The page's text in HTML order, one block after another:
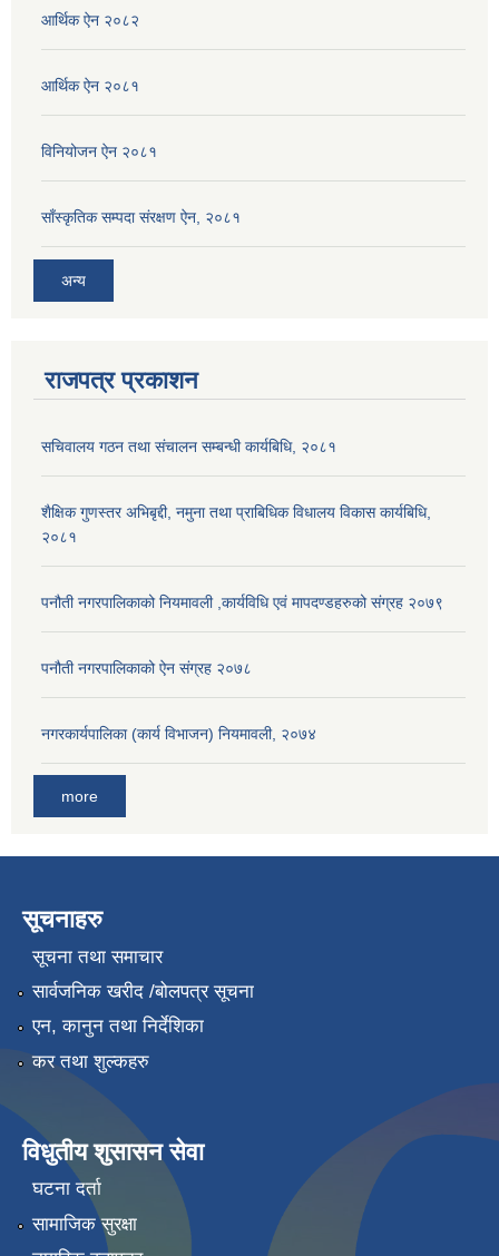
आर्थिक ऐन २०८२
आर्थिक ऐन २०८१
विनियोजन ऐन २०८१
साँस्कृतिक सम्पदा संरक्षण ऐन, २०८१
अन्य
राजपत्र प्रकाशन
सचिवालय गठन तथा संचालन सम्बन्धी कार्यबिधि, २०८१
शैक्षिक गुणस्तर अभिबृद्दी, नमुना तथा प्राबिधिक विधालय विकास कार्यबिधि,
२०८१
पनौती नगरपालिकाको नियमावली ,कार्यविधि एवं मापदण्डहरुको संग्रह २०७९
पनौती नगरपालिकाको ऐन संग्रह २०७८
नगरकार्यपालिका (कार्य विभाजन) नियमावली, २०७४
more
सूचनाहरु
सूचना तथा समाचार
सार्वजनिक खरीद /बोलपत्र सूचना
एन, कानुन तथा निर्देशिका
कर तथा शुल्कहरु
विधुतीय शुसासन सेवा
घटना दर्ता
सामाजिक सुरक्षा